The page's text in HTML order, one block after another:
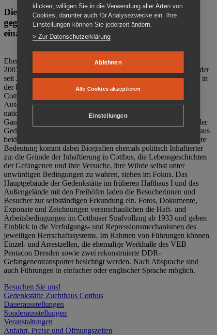
Die Gedenkstätte Zuchthaus Cottbus ist ein Ort
gegen das Vergessen. Anschaulich, nah und
einzigartig.
Ehemalige politische Häftlinge der DDR gründeten im Oktober
2007 den Verein Menschenrechtszentrum Cottbus e. V. (MRZ), der
seit 2011 Eigentümer des ehemaligen Gefängnisses (1860-2002) in
der Bautzener Straße und Träger der Gedenkstätte Zuchthaus
Cottbus ist. Im Zentrum der Arbeit der Gedenkstätte steht die
Auseinandersetzung mit politischem Unrecht während der
nationalsozialistischen Terrorherrschaft und der SED-Diktatur.
Ganzjährig zeigen mehrere Dauer- und Sonderausstellungen in der
Gedenkstätte Zuchthaus Cottbus Beispiele politischen Unrechts aus
beiden deutschen Diktaturen des 20. Jahrhunderts. Eine besondere
Bedeutung kommt dabei Biografien ehemals politisch Inhaftierter
zu: die Gründe der Inhaftierung in Cottbus, die Lebensgeschichten
der Gefangenen und ihre Versuche, ihre Würde selbst unter
unwürdigen Bedingungen zu wahren, stehen im Fokus. Das
Hauptgebäude der Gedenkstätte im früheren Hafthaus I und das
Außengelände mit den Freihöfen laden die Besucherinnen und
Besucher zur selbständigen Erkundung ein. Fotos, Dokumente,
Exponate und Zeichnungen veranschaulichen die Haft- und
Arbeitsbedingungen im Cottbuser Strafvollzug ab 1933 und geben
Einblick in die Verfolgungs- und Repressionsmechanismen des
jeweiligen Herrschaftssystems. Im Rahmen von Führungen können
Einzel- und Arrestzellen, die ehemalige Werkhalle des VEB
Pentacon Dresden sowie zwei rekonstruierte DDR-
Gefangenentransporter besichtigt werden. Nach Absprache sind
auch Führungen in einfacher oder englischer Sprache möglich.
Besuchen Sie uns!
Gedenkstätte Zuchthaus Cottbus
Dauerausstellungen
Sonderausstellungen
Veranstaltungen
Anfahrt, Preise und Öffnungszeiten
klicken, willigen Sie in die Verwendung aller Arten von
Cookies, darunter auch für Analysezwecke ein. Ihre
Einstellungen können Sie jederzeit ändern.
> Zur Datenschutzerklärung
Ablehnen
Alle Cookies akzeptieren
Einstellungen